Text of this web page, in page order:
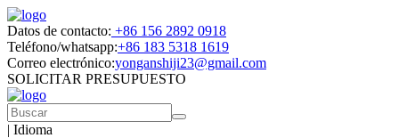
Datos de contacto: +86 156 2892 0918
Teléfono/whatsapp:+86 183 5318 1619
Correo electrónico:yonganshiji23@gmail.com
SOLICITAR PRESUPUESTO
| Idioma